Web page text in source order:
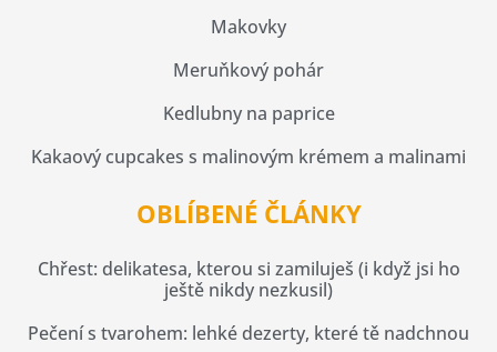
Makovky
Meruňkový pohár
Kedlubny na paprice
Kakaový cupcakes s malinovým krémem a malinami
OBLÍBENÉ ČLÁNKY
Chřest: delikatesa, kterou si zamiluješ (i když jsi ho
ještě nikdy nezkusil)
Pečení s tvarohem: lehké dezerty, které tě nadchnou